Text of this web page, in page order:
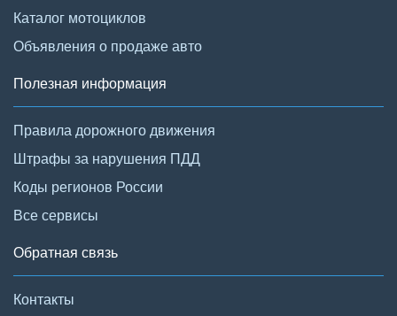
Каталог мотоциклов
Объявления о продаже авто
Полезная информация
Правила дорожного движения
Штрафы за нарушения ПДД
Коды регионов России
Все сервисы
Обратная связь
Контакты